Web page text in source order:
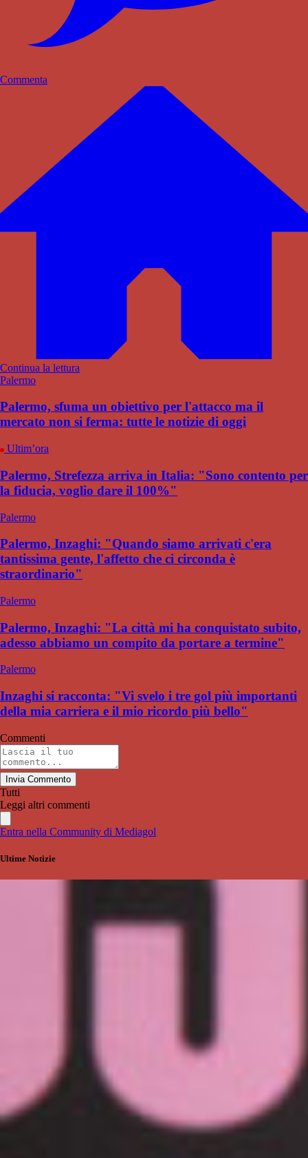
Commenta
Continua la lettura
Palermo
Palermo, sfuma un obiettivo per l'attacco ma il
mercato non si ferma: tutte le notizie di oggi
Ultim’ora
Palermo, Strefezza arriva in Italia: "Sono contento per
la fiducia, voglio dare il 100%"
Palermo
Palermo, Inzaghi: "Quando siamo arrivati c'era
tantissima gente, l'affetto che ci circonda è
straordinario"
Palermo
Palermo, Inzaghi: "La città mi ha conquistato subito,
adesso abbiamo un compito da portare a termine"
Palermo
Inzaghi si racconta: "Vi svelo i tre gol più importanti
della mia carriera e il mio ricordo più bello"
Commenti
Invia Commento
Tutti
Leggi altri commenti
Entra nella Community di Mediagol
Ultime Notizie